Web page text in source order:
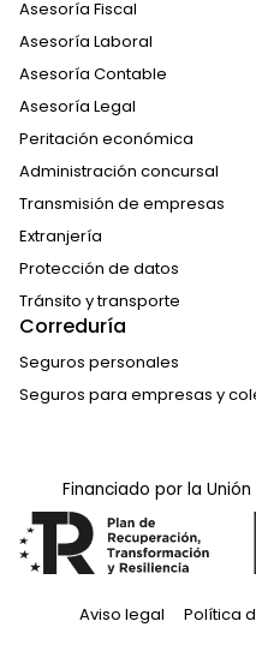
Asesoría Fiscal
Asesoría Laboral
Asesoría Contable
Asesoría Legal
Peritación económica
Administración concursal
Transmisión de empresas
Extranjería
Protección de datos
Tránsito y transporte
Correduría
Seguros personales
Seguros para empresas y
Financiado por la
Aviso legal Política